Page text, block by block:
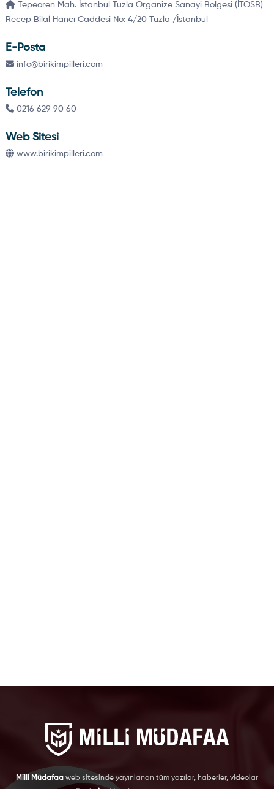
Tepeören Mah. İstanbul Tuzla Organize Sanayi Bölgesi (İTOSB)
Recep Bilal Hancı Caddesi No: 4/20 Tuzla /İstanbul
E-Posta
info@birikimpilleri.com
Telefon
0216 629 90 60
Web Sitesi
www.birikimpilleri.com
Milli Müdafaa web sitesinde yayınlanan tüm yazılar, haberler, videolar